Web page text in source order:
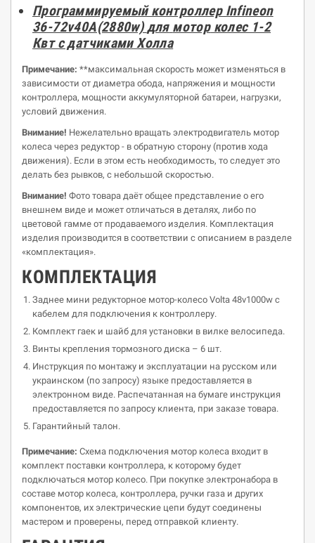
Программируемый контроллер Infineon
36-72v40A(2880w)для моторколес 1-2
Квт с датчиками Холла
Примечание: **максимальная скорость может изменяться в
зависимости от диаметра обода, напряжения и мощности
контроллера, мощности аккумуляторной батареи, нагрузки,
условий движения.
Внимание! Нежелательно вращать электродвигатель мотор
колеса через редуктор - в обратную сторону (против хода
движения). Если в этом есть необходимость, то следует это
делать без рывков, с небольшой скоростью.
Внимание! Фото товара даёт общее представление о его
внешнем виде и может отличаться в деталях, либо по
цветовой гамме от продаваемого изделия. Комплектация
изделия производится в соответствии с описанием в разделе
«комплектация».
КОМПЛЕКТАЦИЯ
Заднее мини редукторное мотор-колесо Volta 48v1000w с
кабелем для подключения к контроллеру.
Комплект гаек и шайб для установки в вилке велосипеда.
Винты крепления тормозного диска – 6 шт.
Инструкция по монтажу и эксплуатации на русском или
украинском (по запросу) языке предоставляется в
электронном виде. Распечатанная на бумаге инструкция
предоставляется по запросу клиента, при заказе товара.
Гарантийный талон.
Примечание: Схема подключения мотор колеса входит в
комплект поставки контроллера, к которому будет
подключаться мотор колесо. При покупке электронабора в
составе мотор колеса, контроллера, ручки газа и других
компонентов, их электрические цепи будут соединены
мастером и проверены, перед отправкой клиенту.